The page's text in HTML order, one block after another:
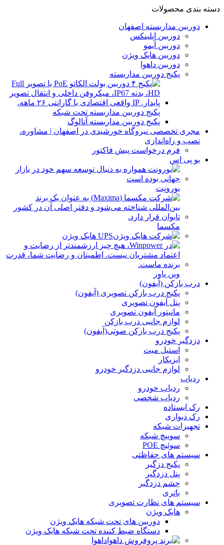
دسته بندی محصولات
دوربین مداربسته اصفهان
دوربین اپلینکس
دوربین آیمو
دوربین هایک ویژن
دوربین داهوا
پکیج دوربین مداربسته
پکیج دوربین مداربسته تحت شبکه
پکیج دوربین مداربسته آنالوگ
مجری تخصصی نیروگاه خورشیدی در اصفهان | مشاوره،
نصب و راه‌اندازی
فرم درخواست پیش فاکتور
یو پی اس
یورونِت
مکسما
UPS هایک ویژن
وین پاور
درب بازکن (آیفون)
پکیج درب بازکن تصویری (آیفون)
پنل آیفون تصویری
مانیتور آیفون تصویری
لوازم جانبی درب بازکن
پکیج درب بازکن صوتی(آیفون)
دزدگیر خودرو
استیل میت
ایزیکار
لوازم جانبی دزدگیر خودرو
ردیاب
ردیاب خودرو
ردیاب شخصی
رک ایستاده
رک دیواری
تجهیزات شبکه
سوییچ شبکه
سوئیچ POE
سیستم های حفاظتی
پکیج دزگیر
پنل دزدگیر
چشم دزدگیر
باتری
سیستم های نظارت تصویری
هایک ویژن
دوربین های تحت شبکه هایک ویژن
دستگاه ضبط کننده تحت شبکه هایک ویژن
داهوا